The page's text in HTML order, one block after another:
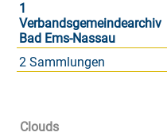
1
Verbandsgemeindearchiv
Bad Ems-Nassau
2 Sammlungen
Clouds